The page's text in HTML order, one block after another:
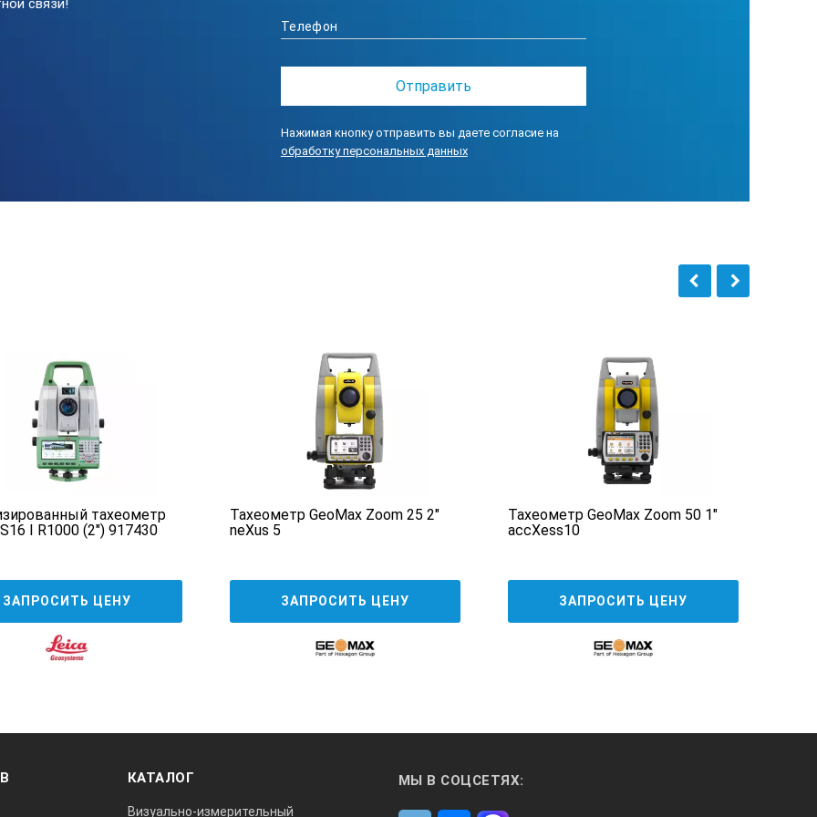
0.4 с (инициализация 1,3)
Оптический (лазерный опционально)
≤0.5 мм
есть
Жидкостной двухосевой
6′
связи!
Нажимая кнопку отправить вы даете согласие на
обработку персональных данных
тахеометр
I R1000 (2") 917430
ЗАПРОСИТЬ ЦЕНУ
Тахеометр GeoMax Zoom 25 2"
neXus 5
ЗАПРОСИТЬ ЦЕНУ
Тахеометр GeoMax Zoom 50 1"
accXess10
ЗАПРОСИТЬ ЦЕНУ
КАТАЛОГ
Визуально-измерительный
МЫ В СОЦСЕТЯХ: